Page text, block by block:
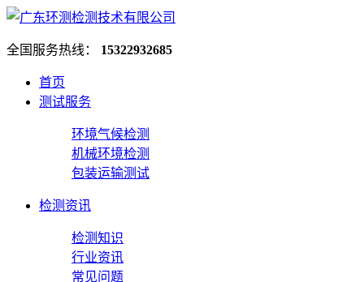
全国服务热线： 15322932685
首页
测试服务
环境气候检测
机械环境检测
包装运输测试
检测资讯
检测知识
行业资讯
常见问题